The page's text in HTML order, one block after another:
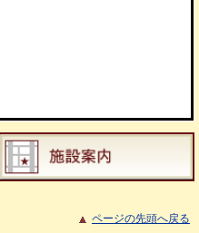
ページの先頭へ戻る